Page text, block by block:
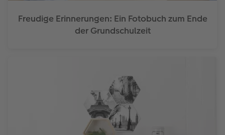
Freudige Erinnerungen: Ein Fotobuch zum Ende
der Grundschulzeit